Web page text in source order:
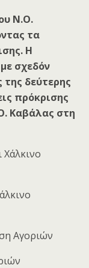
Ν.Ο.
τα
Η
σχεδόν
δεύτερης
πρόκρισης
Καβάλας στη
Αγοριών